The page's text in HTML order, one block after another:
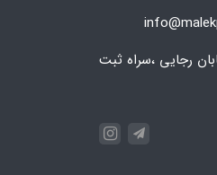
رجایی ،سراه ثبت